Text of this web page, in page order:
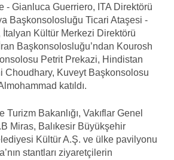
- Gianluca Guerriero, ITA Direktörü
Başkonsolosluğu Ticari Ataşesi -
Kültür Merkezi Direktörü
Başkonsolosluğu’ndan Kourosh
Petrit Prekazi, Hindistan
Choudhary, Kuveyt Başkonsolosu
katıldı.
Turizm Bakanlığı, Vakıflar Genel
Miras, Balıkesir Büyükşehir
Kültür A.Ş. ve ülke pavilyonu
stantları ziyaretçilerin